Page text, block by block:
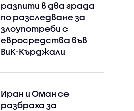
разпити в два града
по разследване за
злоупотреби с
евросредства във
ВиК-Кърджали
Иран и Оман се
разбраха за